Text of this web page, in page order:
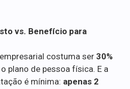
vs. Benefício para
costuma ser 30%
plano de pessoa física. E a
é mínima: apenas 2